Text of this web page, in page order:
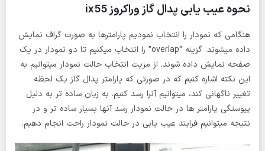
نحوه عیب یابی پدال گاز وراکروز ix55
هنگامی که نمودار را انتخاب نمودیم پارامترها به صورت گراف نمایش
داده میشوند. گزینه “overlap” را انتخاب میکنیم تا دو نمودار در یک
صفحه نمایش داده شوند. از مزیت انتخاب حالت نمودار میتوانیم به
این نکته اشاره کنیم که در صورتی که پارامتر پدال گاز یک لحظه
تغییر ناگهانی کند، میتوانیم آنرا رسد کنیم. به زبان ساده تر به دلیل
پیوستگی پارامتر ها در حالت نمودار رسد آنها بسیار ساده تر و در
نتیجه میتوانیم فرایند عیب یابی در حالت نمودار راحت انجام دهیم.